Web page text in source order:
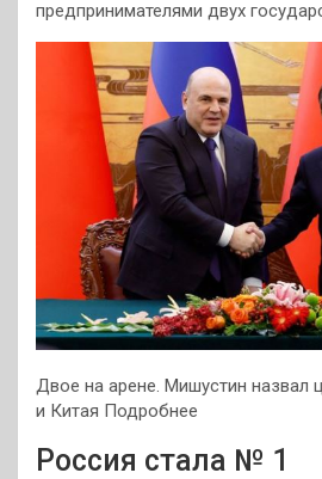
предпринимателями двух
Двое на арене. Мишустин назвал
и Китая Подробнее
Россия стала № 1